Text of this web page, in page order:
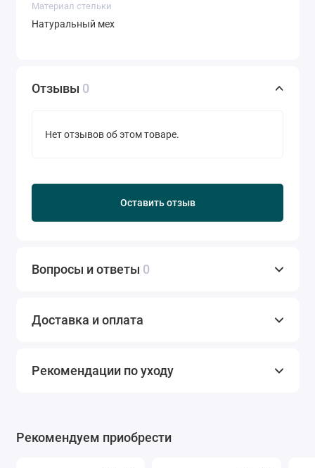
Материал стельки
Натуральный мех
Отзывы 0
Нет отзывов об этом товаре.
Оставить отзыв
Вопросы и ответы 0
Доставка и оплата
Рекомендации по уходу
Рекомендуем приобрести